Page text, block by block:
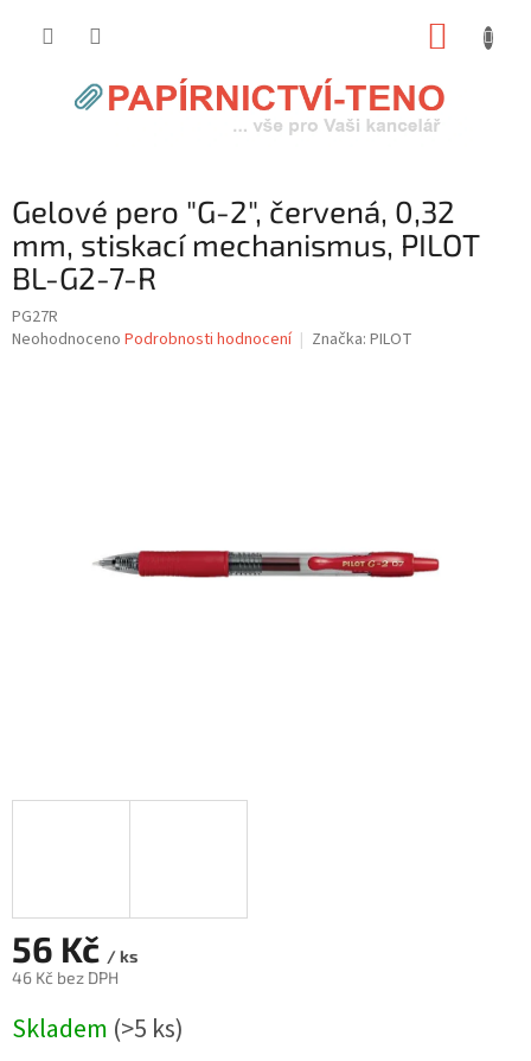
Gelové pero "G-2", červená, 0,32
mm, stiskací mechanismus, PILOT
BL-G2-7-R
PG27R
Průměrné
Neohodnoceno Podrobnosti hodnocení Značka: PILOT
56 Kč / ks
46 Kč bez DPH
cena:
Skladem (>5 ks)